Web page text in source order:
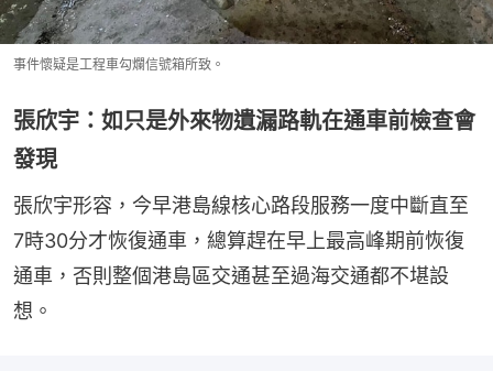
事件懷疑是工程車勾爛信號箱所致。
張欣宇：如只是外來物遺漏路軌在通車前檢查會
發現
張欣宇形容，今早港島線核心路段服務一度中斷直至
7時30分才恢復通車，總算趕在早上最高峰期前恢復
通車，否則整個港島區交通甚至過海交通都不堪設
想。